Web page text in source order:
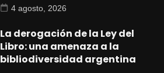
4 agosto, 2026
La derogación de la Ley del
Libro: una amenaza a la
bibliodiversidad argentina